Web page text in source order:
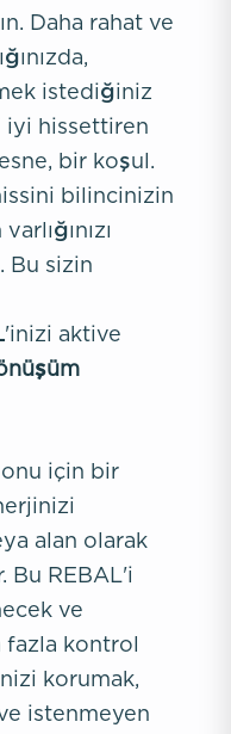
Daha rahat ve
istediğiniz
iyi hissettiren
bir koşul.
bilincinizin
Bu sizin
'inizi aktive
için bir
alan olarak
Bu REBAL'i
ve
fazla kontrol
korumak,
istenmeyen